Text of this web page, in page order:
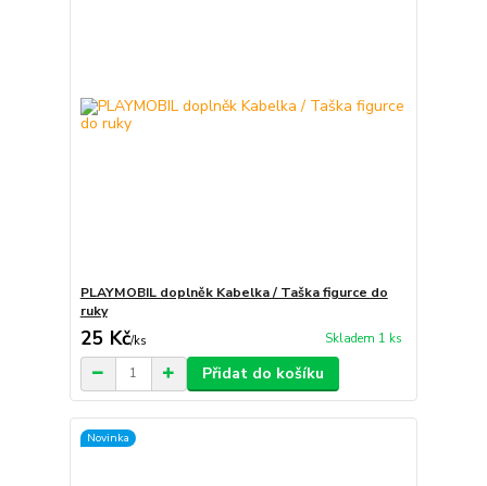
PLAYMOBIL doplněk Kabelka / Taška figurce do
ruky
25 Kč/ks Skladem 1 ks
Přidat do košíku
Novinka